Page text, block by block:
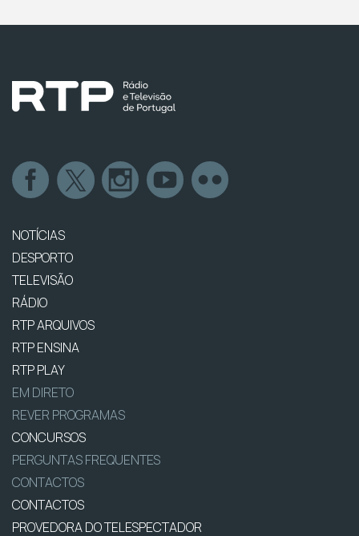
NOTÍCIAS
DESPORTO
TELEVISÃO
RÁDIO
RTP ARQUIVOS
RTP ENSINA
RTP PLAY
EM DIRETO
REVER PROGRAMAS
CONCURSOS
PERGUNTAS FREQUENTES
CONTACTOS
CONTACTOS
PROVEDORA DO TELESPECTADOR